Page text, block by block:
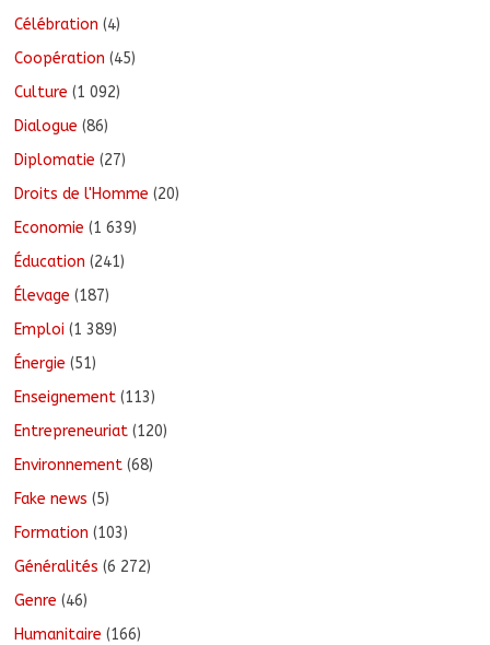
Célébration (4)
Coopération (45)
Culture (1 092)
Dialogue (86)
Diplomatie (27)
Droits de l'Homme (20)
Economie (1 639)
Éducation (241)
Élevage (187)
Emploi (1 389)
Énergie (51)
Enseignement (113)
Entrepreneuriat (120)
Environnement (68)
Fake news (5)
Formation (103)
Généralités (6 272)
Genre (46)
Humanitaire (166)